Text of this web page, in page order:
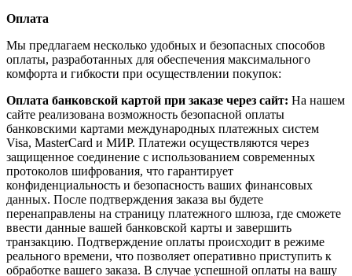
Оплата
Мы предлагаем несколько удобных и безопасных способов
оплаты, разработанных для обеспечения максимального
комфорта и гибкости при осуществлении покупок:
Оплата банковской картой при заказе через сайт: На нашем
сайте реализована возможность безопасной оплаты
банковскими картами международных платежных систем
Visa, MasterCard и МИР. Платежи осуществляются через
защищенное соединение с использованием современных
протоколов шифрования, что гарантирует
конфиденциальность и безопасность ваших финансовых
данных. После подтверждения заказа вы будете
перенаправлены на страницу платежного шлюза, где сможете
ввести данные вашей банковской карты и завершить
транзакцию. Подтверждение оплаты происходит в режиме
реального времени, что позволяет оперативно приступить к
обработке вашего заказа. В случае успешной оплаты на вашу